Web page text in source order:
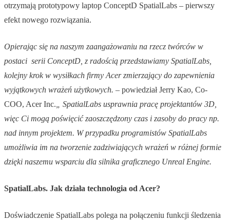
otrzymają prototypowy laptop ConceptD SpatialLabs – pierwszy
efekt nowego rozwiązania.
Opierając się na naszym zaangażowaniu na rzecz twórców w
postaci serii ConceptD, z radością przedstawiamy SpatialLabs,
kolejny krok w wysiłkach firmy Acer zmierzający do zapewnienia
wyjątkowych wrażeń użytkowych. – powiedział Jerry Kao, Co-
COO, Acer Inc. „ SpatialLabs usprawnia pracę projektantów 3D,
więc Ci mogą poświęcić zaoszczędzony czas i zasoby do pracy np.
nad innym projektem. W przypadku programistów SpatialLabs
umożliwia im na tworzenie zadziwiających wrażeń w różnej formie
dzięki naszemu wsparciu dla silnika graficznego Unreal Engine.
SpatialLabs. Jak działa technologia od Acer?
Doświadczenie SpatialLabs polega na połączeniu funkcji śledzenia